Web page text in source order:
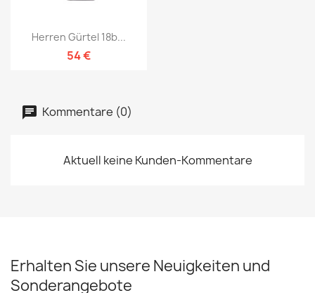
Herren Gürtel 18b...
54 €
Kommentare (0)
Aktuell keine Kunden-Kommentare
Erhalten Sie unsere Neuigkeiten und
Sonderangebote